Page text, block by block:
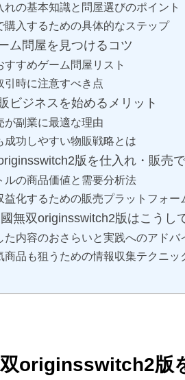
れの基本知識と問屋選びのポイント
購入するための具体的なステップ
ム問屋を見つけるコツ
すすめゲーム問屋リスト
引時に注意すべき点
ビジネスを始めるメリット
が副業に最適な理由
成功しやすい物販戦略とは
版を仕入れ・販売
ルの商品価値と需要分析法
益化するための販売プラットフォー
無双originsswitch2版はこうし
た内容のおさらいと実践へのアドバ
商品も狙うための情報収集テクニッ
originsswitch2版